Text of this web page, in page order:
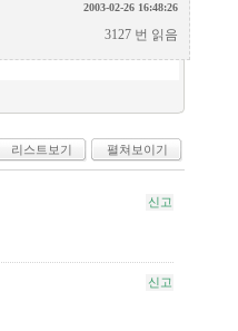
2003-02-26 16:48:26
3127 번 읽음
리스트보기 펼쳐보이기
신고
신고